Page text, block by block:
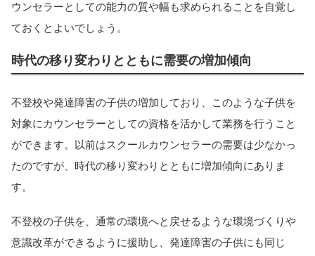
ウンセラーとしての能力の質や幅も求められることを自覚し
ておくとよいでしょう。
時代の移り変わりとともに需要の増加傾向
不登校や発達障害の子供の増加しており、このような子供を
対象にカウンセラーとしての資格を活かして業務を行うこと
ができます。以前はスクールカウンセラーの需要は少なかっ
たのですが、時代の移り変わりとともに増加傾向にありま
す。
不登校の子供を、通常の環境へと戻せるような環境づくりや
意識改革ができるように援助し、発達障害の子供にも同じ